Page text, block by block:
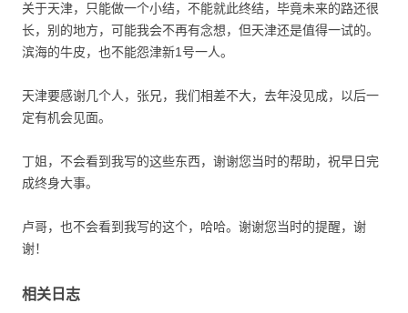
关于天津，只能做一个小结，不能就此终结，毕竟未来的路还很
长，别的地方，可能我会不再有念想，但天津还是值得一试的。
滨海的牛皮，也不能怨津新1号一人。
天津要感谢几个人，张兄，我们相差不大，去年没见成，以后一
定有机会见面。
丁姐，不会看到我写的这些东西，谢谢您当时的帮助，祝早日完
成终身大事。
卢哥，也不会看到我写的这个，哈哈。谢谢您当时的提醒，谢
谢！
相关日志